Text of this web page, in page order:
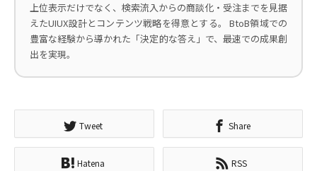
上位表示だけでなく、検索流入からの商談化・受注までを見据
えたUIUX設計とコンテンツ戦略を得意とする。 BtoB領域での
豊富な経験から導かれた「決定的な答え」で、最速での成果創
出を実現。
Tweet Share
Hatena RSS